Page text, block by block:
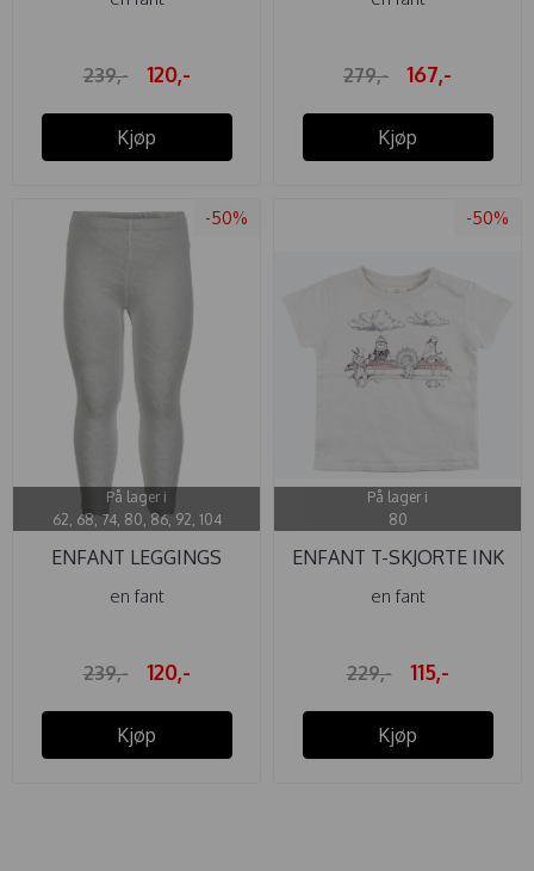
239,- 120,-
Kjøp
279,- 167,-
Kjøp
-50%
På lager i
62, 68, 74, 80, 86, 92, 104
ENFANT LEGGINGS
SNOW WHITE
en fant
239,- 120,-
Kjøp
-50%
På lager i
80
ENFANT T-SKJORTE INK
"MÅLTID" ...
en fant
229,- 115,-
Kjøp